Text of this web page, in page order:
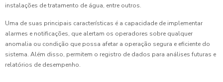
instalações de tratamento de água, entre outros.
Uma de suas principais características é a capacidade de implementar
alarmes e notificações, que alertam os operadores sobre qualquer
anomalia ou condição que possa afetar a operação segura e eficiente do
sistema. Além disso, permitem o registro de dados para análises futuras e
relatórios de desempenho.